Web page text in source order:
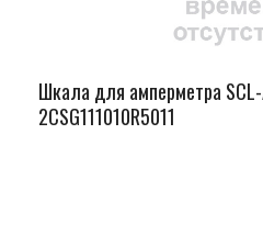
Шкала для амперметра
2CSG111010R5011